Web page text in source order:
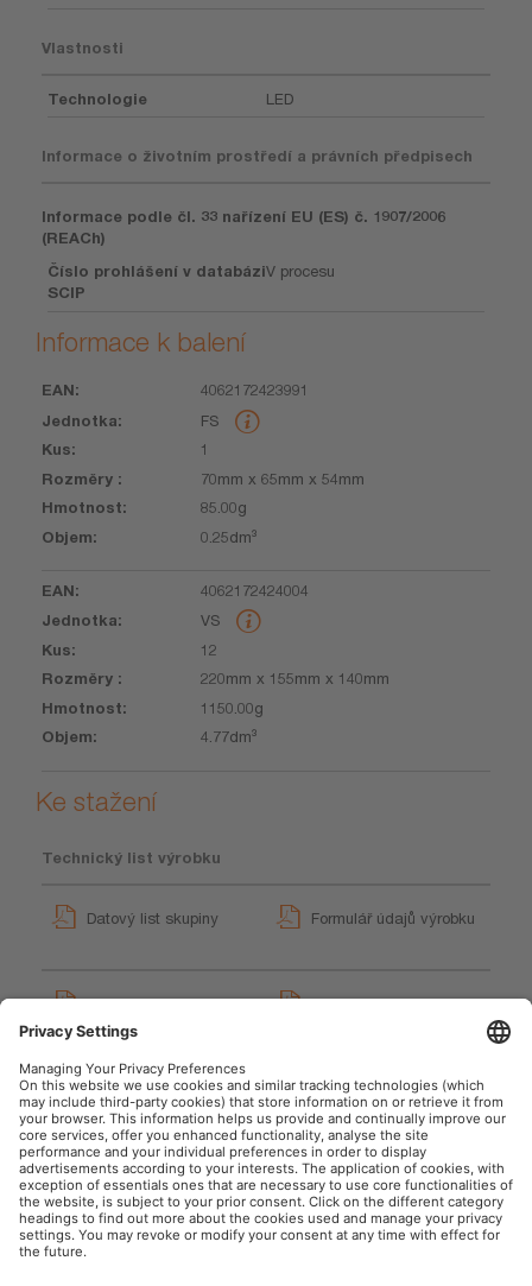
Vlastnosti
Technologie LED
Informace o životním prostředí a právních předpisech
Informace podle čl. 33 nařízení EU (ES) č. 1907/2006
(REACh)
Číslo prohlášení v databázi
SCIP
V procesu
Informace k balení
EAN Kus Rozměry
4062172423991
FS
1
70mm x 65mm x 54mm
85.00g
0.25dm³
4062172424004
VS
12
220mm x 155mm x 140mm
1150.00g
4.77dm³
Ke stažení
Technický list výrobku
Datový list skupiny Formulář údajů výrobku
Operating instructions
LEDIL433ESN LEDinspect
HEAD TORCH 87
User instruction
GPRS_Pokyny k
bezpečnostním symbolům
OSRAM Automotive na sociální síti